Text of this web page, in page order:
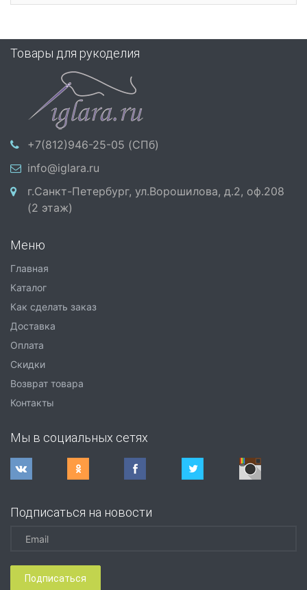
Товары для рукоделия
+7(812)946-25-05 (СПб)
info@iglara.ru
г.Санкт-Петербург, ул.Ворошилова, д.2, оф.208
(2 этаж)
Меню
Главная
Каталог
Как сделать заказ
Доставка
Оплата
Скидки
Возврат товара
Контакты
Мы в социальных сетях
Подписаться на новости
Подписаться